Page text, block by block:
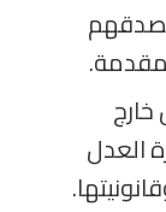
.
العدل